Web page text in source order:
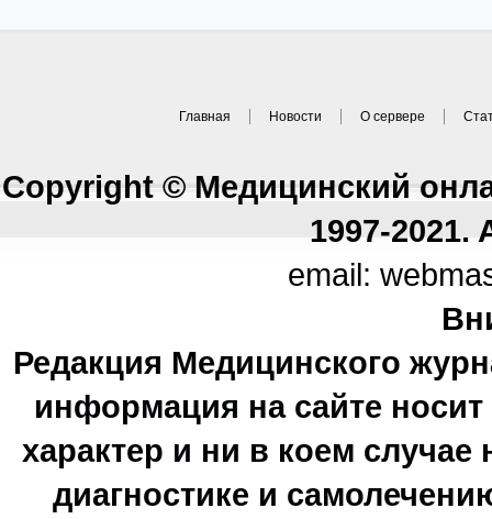
Главная Новости О сервере
Copyright © Медицинский
1997-2021.
email:
Редакция Медицинского
информация на сайте
характер и ни в коем
диагностике и